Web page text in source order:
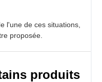
l'une de ces situations,
proposée.
produits